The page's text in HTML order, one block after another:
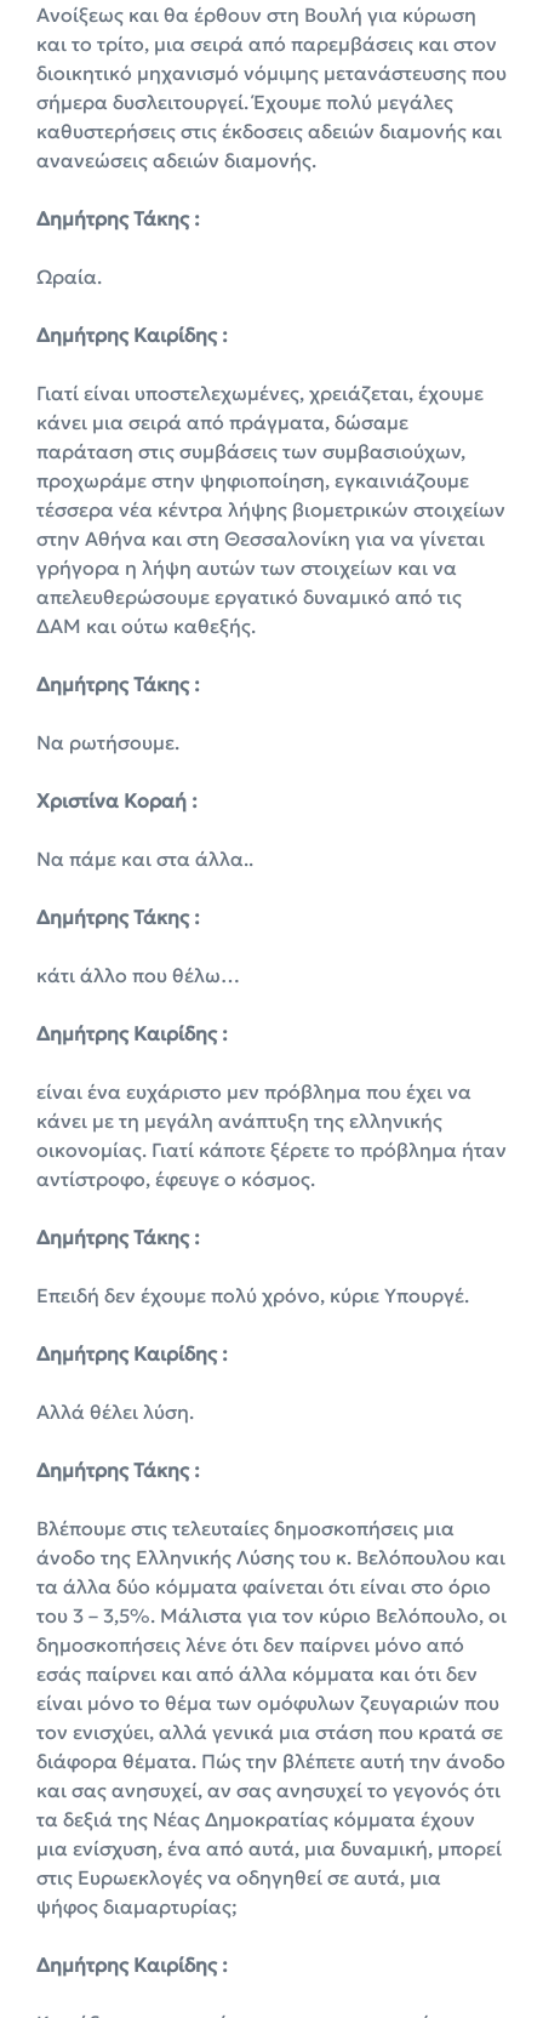
Ανοίξεως και θα έρθουν στη Βουλή για κύρωση
και το τρίτο, μια σειρά από παρεμβάσεις και στον
διοικητικό μηχανισμό νόμιμης μετανάστευσης που
σήμερα δυσλειτουργεί. Έχουμε πολύ μεγάλες
καθυστερήσεις στις έκδοσεις αδειών διαμονής και
ανανεώσεις αδειών διαμονής.
Δημήτρης Τάκης :
Ωραία.
Δημήτρης Καιρίδης :
Γιατί είναι υποστελεχωμένες, χρειάζεται, έχουμε
κάνει μια σειρά από πράγματα, δώσαμε
παράταση στις συμβάσεις των συμβασιούχων,
προχωράμε στην ψηφιοποίηση, εγκαινιάζουμε
τέσσερα νέα κέντρα λήψης βιομετρικών στοιχείων
στην Αθήνα και στη Θεσσαλονίκη για να γίνεται
γρήγορα η λήψη αυτών των στοιχείων και να
απελευθερώσουμε εργατικό δυναμικό από τις
ΔΑΜ και ούτω καθεξής.
Δημήτρης Τάκης :
Να ρωτήσουμε.
Χριστίνα Κοραή :
Να πάμε και στα άλλα..
Δημήτρης Τάκης :
κάτι άλλο που θέλω…
Δημήτρης Καιρίδης :
είναι ένα ευχάριστο μεν πρόβλημα που έχει να
κάνει με τη μεγάλη ανάπτυξη της ελληνικής
οικονομίας. Γιατί κάποτε ξέρετε το πρόβλημα ήταν
αντίστροφο, έφευγε ο κόσμος.
Δημήτρης Τάκης :
Επειδή δεν έχουμε πολύ χρόνο, κύριε Υπουργέ.
Δημήτρης Καιρίδης :
Αλλά θέλει λύση.
Δημήτρης Τάκης :
Βλέπουμε στις τελευταίες δημοσκοπήσεις μια
άνοδο της Ελληνικής Λύσης του κ. Βελόπουλου και
τα άλλα δύο κόμματα φαίνεται ότι είναι στο όριο
του 3 – 3,5%. Μάλιστα για τον κύριο Βελόπουλο, οι
δημοσκοπήσεις λένε ότι δεν παίρνει μόνο από
εσάς παίρνει και από άλλα κόμματα και ότι δεν
είναι μόνο το θέμα των ομόφυλων ζευγαριών που
τον ενισχύει, αλλά γενικά μια στάση που κρατά σε
διάφορα θέματα. Πώς την βλέπετε αυτή την άνοδο
και σας ανησυχεί, αν σας ανησυχεί το γεγονός ότι
τα δεξιά της Νέας Δημοκρατίας κόμματα έχουν
μια ενίσχυση, ένα από αυτά, μια δυναμική, μπορεί
στις Ευρωεκλογές να οδηγηθεί σε αυτά, μια
ψήφος διαμαρτυρίας;
Δημήτρης Καιρίδης :